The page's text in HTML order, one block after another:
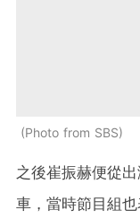
Photo from SBS
之後崔振赫便從
車，當時節目組